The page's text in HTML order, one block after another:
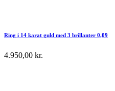
Ring i 14 karat guld med 3 brillanter 0,09
4.950,00 kr.